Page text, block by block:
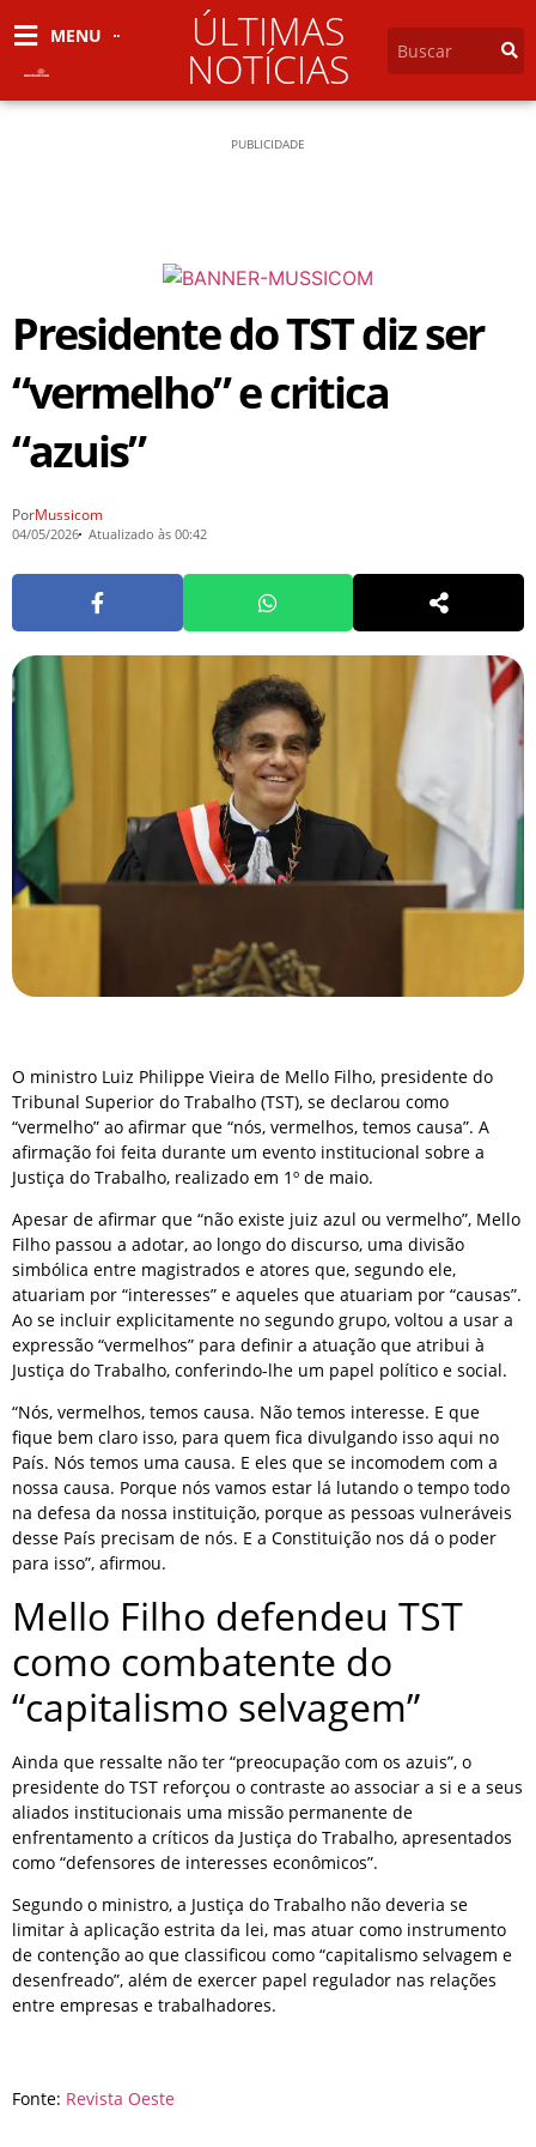
MENU ÚLTIMAS
NOTÍCIAS
PUBLICIDADE
Presidente do TST diz ser
“vermelho” e critica
“azuis”
PorMussicom
04/05/2026 Atualizado às 00:42
O ministro Luiz Philippe Vieira de Mello Filho, presidente do
Tribunal Superior do Trabalho (TST), se declarou como
“vermelho” ao afirmar que “nós, vermelhos, temos causa”. A
afirmação foi feita durante um evento institucional sobre a
Justiça do Trabalho, realizado em 1º de maio.
Apesar de afirmar que “não existe juiz azul ou vermelho”, Mello
Filho passou a adotar, ao longo do discurso, uma divisão
simbólica entre magistrados e atores que, segundo ele,
atuariam por “interesses” e aqueles que atuariam por “causas”.
Ao se incluir explicitamente no segundo grupo, voltou a usar a
expressão “vermelhos” para definir a atuação que atribui à
Justiça do Trabalho, conferindo-lhe um papel político e social.
“Nós, vermelhos, temos causa. Não temos interesse. E que
fique bem claro isso, para quem fica divulgando isso aqui no
País. Nós temos uma causa. E eles que se incomodem com a
nossa causa. Porque nós vamos estar lá lutando o tempo todo
na defesa da nossa instituição, porque as pessoas vulneráveis
desse País precisam de nós. E a Constituição nos dá o poder
para isso”, afirmou.
Mello Filho defendeu TST
como combatente do
“capitalismo selvagem”
Ainda que ressalte não ter “preocupação com os azuis”, o
presidente do TST reforçou o contraste ao associar a si e a seus
aliados institucionais uma missão permanente de
enfrentamento a críticos da Justiça do Trabalho, apresentados
como “defensores de interesses econômicos”.
Segundo o ministro, a Justiça do Trabalho não deveria se
limitar à aplicação estrita da lei, mas atuar como instrumento
de contenção ao que classificou como “capitalismo selvagem e
desenfreado”, além de exercer papel regulador nas relações
entre empresas e trabalhadores.
Fonte: Revista Oeste